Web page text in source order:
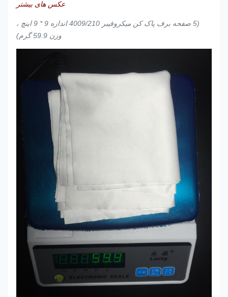
عکس های بیشتر
(5 صفحه برف پاک کن میکروفیبر 4009/210 اندازه 9 * 9 اینچ ،
وزن 59.9 گرم)